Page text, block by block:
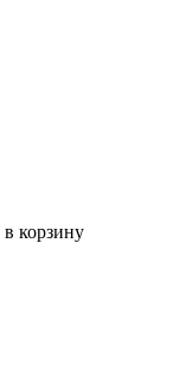
корзину